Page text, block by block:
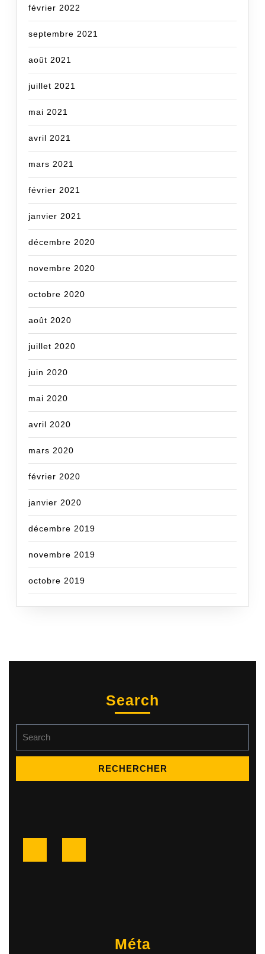
février 2022
septembre 2021
août 2021
juillet 2021
mai 2021
avril 2021
mars 2021
février 2021
janvier 2021
décembre 2020
novembre 2020
octobre 2020
août 2020
juillet 2020
juin 2020
mai 2020
avril 2020
mars 2020
février 2020
janvier 2020
décembre 2019
novembre 2019
octobre 2019
Search
for:
Méta